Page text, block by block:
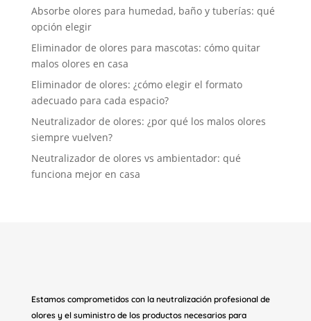
Absorbe olores para humedad, baño y tuberías: qué
opción elegir
Eliminador de olores para mascotas: cómo quitar
malos olores en casa
Eliminador de olores: ¿cómo elegir el formato
adecuado para cada espacio?
Neutralizador de olores: ¿por qué los malos olores
siempre vuelven?
Neutralizador de olores vs ambientador: qué
funciona mejor en casa
Estamos comprometidos con la neutralización profesional de
olores y el suministro de los productos necesarios para